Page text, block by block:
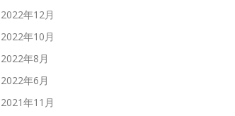
2022年12月
2022年10月
2022年8月
2022年6月
2021年11月